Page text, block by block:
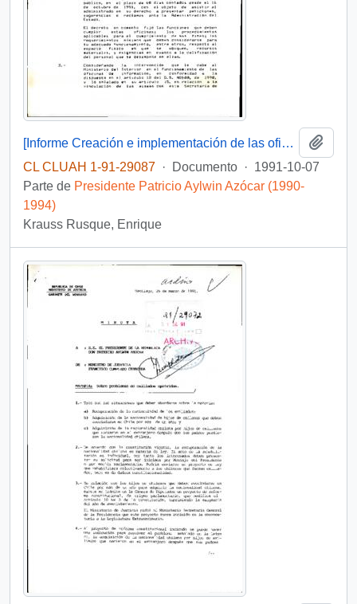
[Informe Creación e implementación de las oficinas de información al usuario]
CL CLUAH 1-91-29087 · Documento · 1991-10-07
Parte de Presidente Patricio Aylwin Azócar (1990-
1994)
Krauss Rusque, Enrique